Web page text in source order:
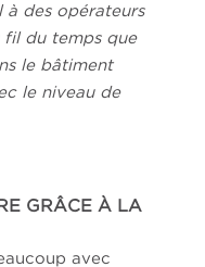
à des opérateurs
fil du temps que
le bâtiment
le niveau de
GRÂCE À LA
avec